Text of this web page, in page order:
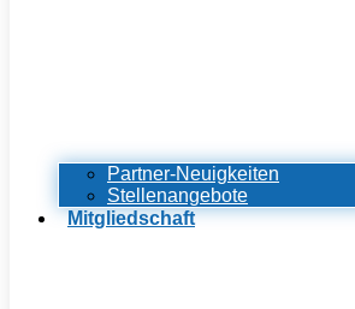
Partner-Neuigkeiten
Stellenangebote
Mitgliedschaft